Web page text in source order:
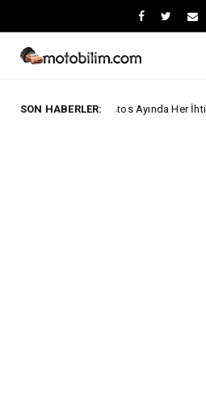
SON HABERLER:
Ağustos Ayında Her İhtiyaca Uygun